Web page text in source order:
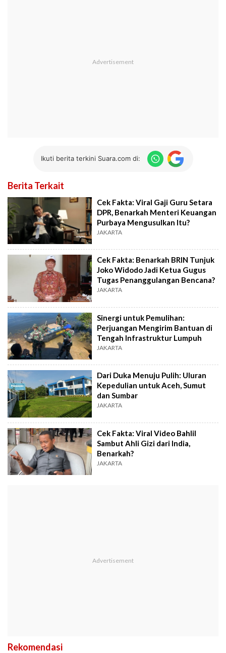
Ikuti berita terkini Suara.com di:
Berita Terkait
Cek Fakta: Viral Gaji Guru Setara
DPR, Benarkah Menteri Keuangan
Purbaya Mengusulkan Itu?
JAKARTA
Cek Fakta: Benarkah BRIN Tunjuk
Joko Widodo Jadi Ketua Gugus
Tugas Penanggulangan Bencana?
JAKARTA
Sinergi untuk Pemulihan:
Perjuangan Mengirim Bantuan di
Tengah Infrastruktur Lumpuh
JAKARTA
Dari Duka Menuju Pulih: Uluran
Kepedulian untuk Aceh, Sumut
dan Sumbar
JAKARTA
Cek Fakta: Viral Video Bahlil
Sambut Ahli Gizi dari India,
Benarkah?
JAKARTA
Rekomendasi